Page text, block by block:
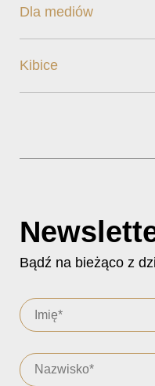
Dla mediów
Kibice
Bądź na bieżąco z